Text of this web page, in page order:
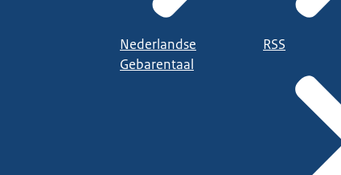
Nederlandse
Gebarentaal
RSS